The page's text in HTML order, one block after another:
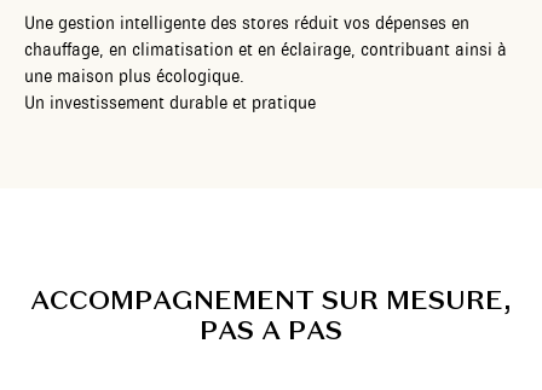
Une gestion intelligente des stores réduit vos dépenses en
chauffage, en climatisation et en éclairage, contribuant ainsi à
une maison plus écologique.
Un investissement durable et pratique
ACCOMPAGNEMENT SUR MESURE,
PAS A PAS